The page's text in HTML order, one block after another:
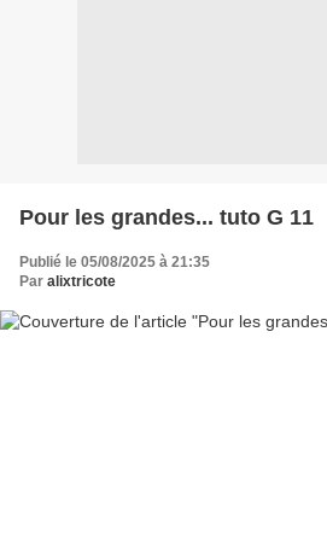
Pour les grandes... tuto G 11
Publié le 05/08/2025 à 21:35
Par alixtricote